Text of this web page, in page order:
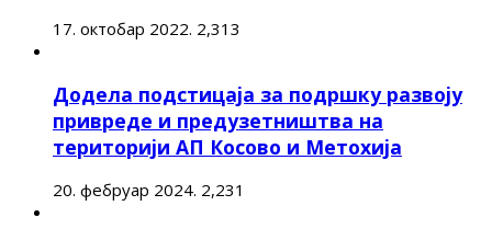
17. октобар 2022. 2,313
Додела подстицаја за подршку развоју
привреде и предузетништва на
територији АП Косово и Метохија
20. фебруар 2024. 2,231